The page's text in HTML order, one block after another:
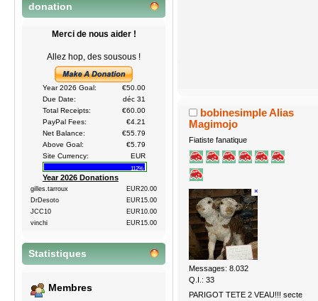
donation
Merci de nous aider !
Allez hop, des sousous !
Year 2026 Goal:
€50.00
Due Date:
déc 31
Total Receipts:
€60.00
PayPal Fees:
€4.21
Net Balance:
€55.79
Above Goal:
€5.79
Site Currency:
EUR
112%
Year 2026 Donations
gilles.tarroux
EUR20.00
DrDesoto
EUR15.00
JCC10
EUR10.00
vinchi
EUR15.00
Statistiques
Membres
bobinesimple Alias
Magimojo
Fiatiste fanatique
Messages: 8.032
Q.I.: 33
PARIGOT TETE 2 VEAU!!! secte